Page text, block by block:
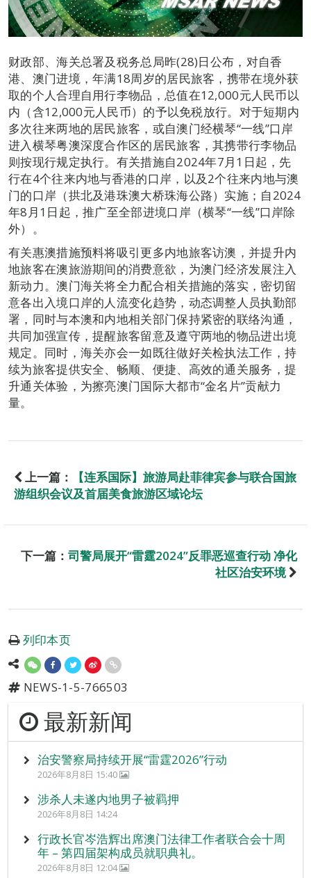
财政部、海关总署及税务总局昨(28)日公布，对自香
港、澳门进境，年满18周岁的居民旅客，携带在境外获
取的个人合理自用行李物品，总值在12,000元人民币以
内（含12,000元人民币）的予以免税放行。对于短期内
多次往来两地的居民旅客，或自澳门经横琴“一线”口岸
进入横琴粤澳深度合作区的居民旅客，其携带行李物品
则按现行规定执行。有关措施自2024年7月1日起，先
行在4个往来内地与香港的口岸，以及2个往来内地与澳
门的口岸（拱北及港珠澳大桥珠海公路）实施；自2024
年8月1日起，推广至全部进境口岸（横琴“一线”口岸除
外）。
有关惠澳措施预料将吸引更多内地旅客访澳，并提升内
地旅客在澳旅游期间的消费意欲，为澳门经济发展注入
新动力。澳门海关将全力配合相关措施的落实，密切留
意各出入境口岸的人流变化趋势，动态调整人员执勤部
署，同时与本澳和内地相关部门保持紧密的联络沟通，
共同加强宣传，提醒旅客留意及遵守两地的物品进出境
规定。同时，海关亦会一如既往做好关检执法工作，持
续为旅客提供安全、畅顺、便捷、高效的通关服务，提
升通关体验，为擦亮澳门国际大都市“金名片”贡献力
量。
上一篇：
【连系国际】旅游局赴菲律宾参与联合国旅
游组织会议及首届美食旅游区域论坛
下一篇： 司警局展开“雷霆2024”反罪恶巡查行动 净化
社区治安环境
列印本页
NEWS-1-5-766503
最新新闻
治安警察局持续开展“雷霆2026”行动
2026年8月8日 15:40
涉杀人未遂内地男子被羁押
2026年8月8日 14:24
行政长官岑浩辉出席澳门法律工作者联合会十周
年 – 第四届架构成员就职典礼。
2026年8月8日 12:04